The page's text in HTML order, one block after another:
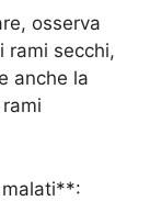
osserva
rami secchi,
anche la
malati**: